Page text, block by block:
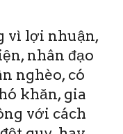
vì lợi nhuận,
nhân đạo
nghèo, có
khăn, gia
với cách